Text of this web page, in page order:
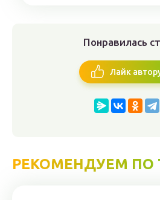
Понравилась
Лайк
РЕКОМЕНДУЕМ ПО